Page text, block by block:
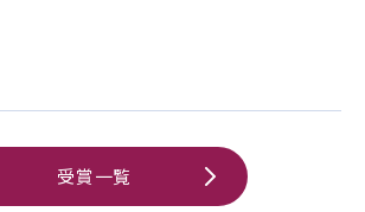
受賞一覧